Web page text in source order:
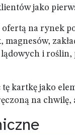
jako
ofertą na rynek
i roślin,
kartkę jako
na